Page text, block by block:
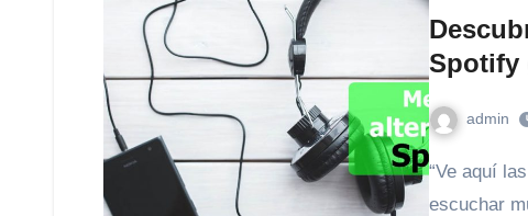
Spotify
admin
“Ve aquí las mejores alternativas a Spotify gratis para
escuchar